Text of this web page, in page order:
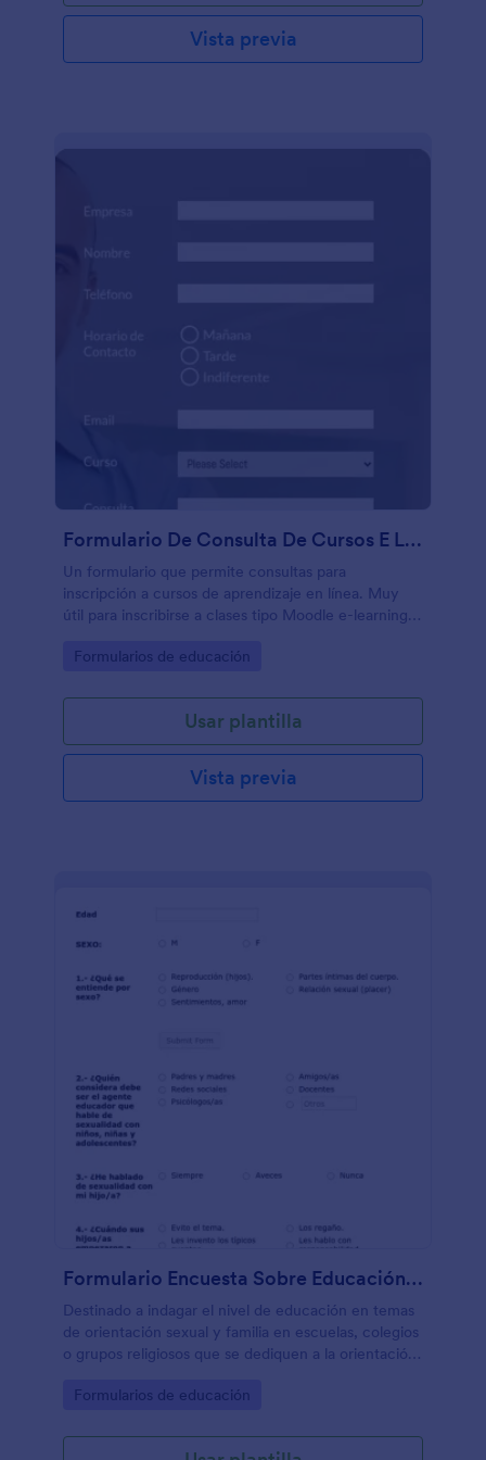
Vista previa
Formulario De Consulta De Cursos E Learning
Un formulario que permite consultas para
inscripción a cursos de aprendizaje en línea. Muy
útil para inscribirse a clases tipo Moodle e-learning,
Go to Category:
Formularios de educación
Usar plantilla
Vista previa
Formulario Encuesta Sobre Educación Sexual, Orientado A Padres De Familia
Destinado a indagar el nivel de educación en temas
de orientación sexual y familia en escuelas, colegios
o grupos religiosos que se dediquen a la orientación
Go to Category:
Formularios de educación